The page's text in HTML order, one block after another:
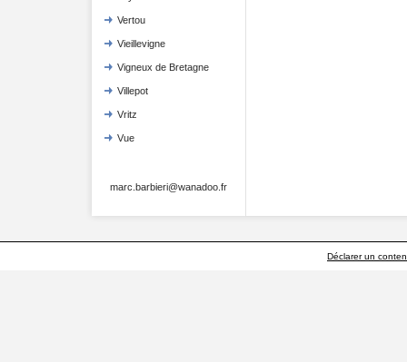
Vertou
Vieillevigne
Vigneux de Bretagne
Villepot
Vritz
Vue
marc.barbieri@wanadoo.fr
Déclarer un